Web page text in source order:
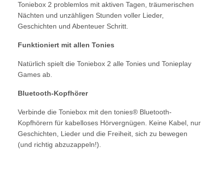
Toniebox 2 problemlos mit aktiven Tagen, träumerischen
Nächten und unzähligen Stunden voller Lieder,
Geschichten und Abenteuer Schritt.
Funktioniert mit allen Tonies
Natürlich spielt die Toniebox 2 alle Tonies und Tonieplay
Games ab.
Bluetooth-Kopfhörer
Verbinde die Toniebox mit den tonies® Bluetooth-
Kopfhörern für kabelloses Hörvergnügen. Keine Kabel, nur
Geschichten, Lieder und die Freiheit, sich zu bewegen
(und richtig abzuzappeln!).